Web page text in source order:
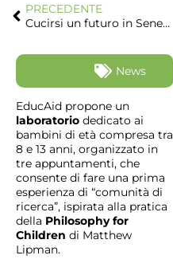
PRECEDENTE
Cucirsi un futuro in Senegal
News
EducAid propone un
laboratorio dedicato ai
bambini di età compresa tra
8 e 13 anni, organizzato in
tre appuntamenti, che
consente di fare una prima
esperienza di “comunità di
ricerca”, ispirata alla pratica
della Philosophy for
Children di Matthew
Lipman.